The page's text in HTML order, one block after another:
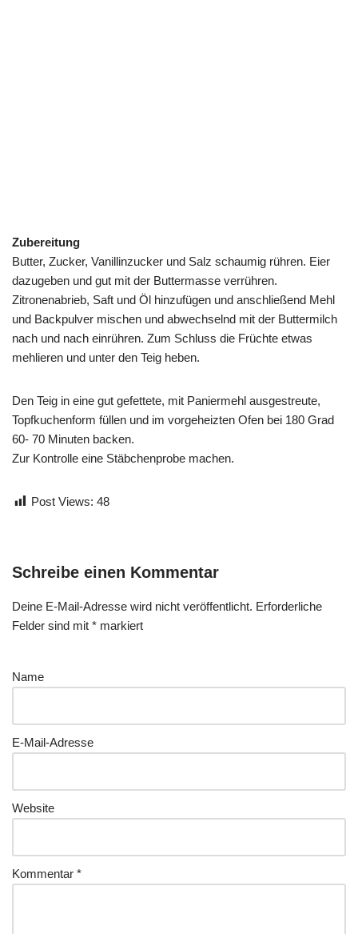
Zubereitung
Butter, Zucker, Vanillinzucker und Salz schaumig rühren. Eier
dazugeben und gut mit der Buttermasse verrühren.
Zitronenabrieb, Saft und Öl hinzufügen und anschließend Mehl
und Backpulver mischen und abwechselnd mit der Buttermilch
nach und nach einrühren. Zum Schluss die Früchte etwas
mehlieren und unter den Teig heben.
Den Teig in eine gut gefettete, mit Paniermehl ausgestreute,
Topfkuchenform füllen und im vorgeheizten Ofen bei 180 Grad
60- 70 Minuten backen.
Zur Kontrolle eine Stäbchenprobe machen.
Post Views: 48
Schreibe einen Kommentar
Deine E-Mail-Adresse wird nicht veröffentlicht. Erforderliche
Felder sind mit * markiert
Name
E-Mail-Adresse
Website
Kommentar *